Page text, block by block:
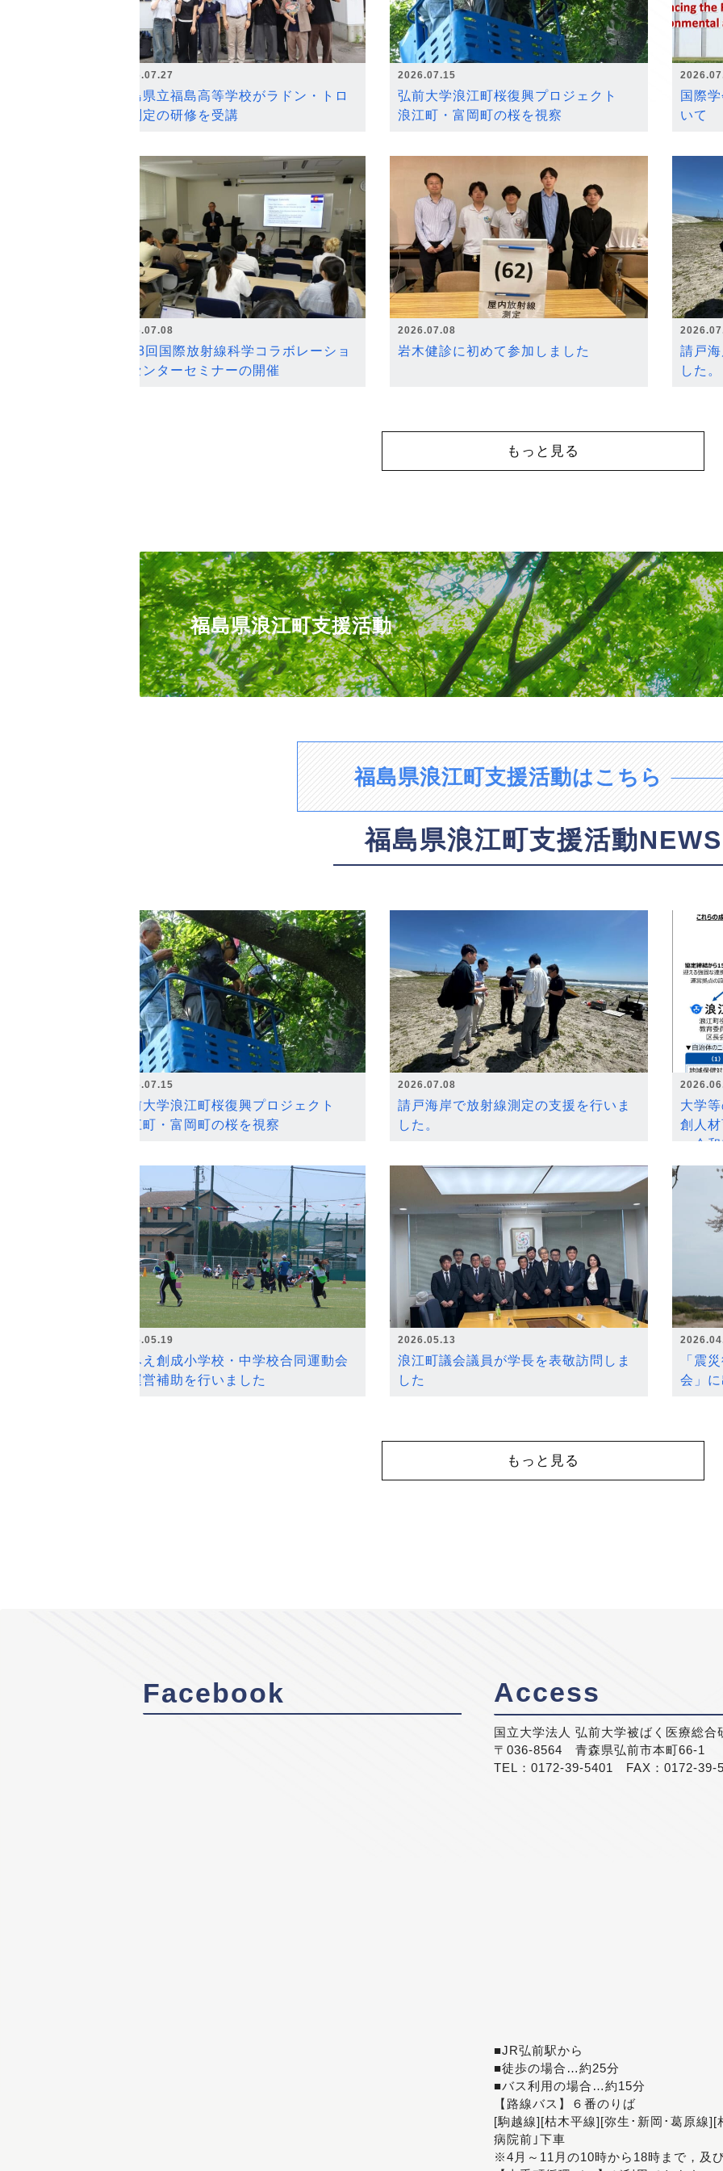
2026.07.27
福島県立福島高等学校がラドン・トロ
ン測定の研修を受講
2026.07.15
弘前大学浪江町桜復興プロジェクト
浪江町・富岡町の桜を視察
国際
いて
2026.07.08
第18回国際放射線科学コラボレーショ
ンセンターセミナーの開催
2026.07.08
岩木健診に初めて参加しました
請戸
した。
もっと見る
福島県浪江町支援活動
福島県浪江町支援活動はこちら
福島県浪江町支援活動NEWS
2026.07.15
弘前大学浪江町桜復興プロジェクト
浪江町・富岡町の桜を視察
2026.07.08
請戸海岸で放射線測定の支援を行いま
した。
大学
創人
～令
2026.05.19
なみえ創成小学校・中学校合同運動会
の運営補助を行いました
2026.05.13
浪江町議会議員が学長を表敬訪問しま
した
「震
会」
もっと見る
Facebook Access
国立大学法人 弘前大学被ばく医療総合
〒036-8564 青森県弘前市本町66-1
TEL：0172-39-5401 FAX：0172-39-
■JR弘前駅から
■徒歩の場合…約25分
■バス利用の場合…約15分
【路線バス】６番のりば
[駒越線][枯木平線][弥生･新岡･葛原線
病院前｣下車
※4月～11月の10時から18時まで，及